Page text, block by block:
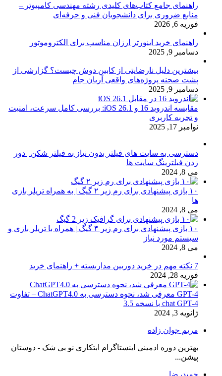
راهنمای جامع کتاب‌های کلیدی رشته مهندسی کامپیوتر –
منابع ضروری برای دانشجویان فنی و حرفه‌ای
فوریه 6, 2026
راهنمای خرید اینورتر ارزان مناسب برای الکتروموتور
دسامبر 9, 2025
بیشترین دلیل نارضایتی از کابین دوش چیست؟ گزارشی از
پشت صحنه پروژه‌های واقعی آریان جام
دسامبر 9, 2025
مقایسه اندروید 16 و iOS 26.1: بررسی کامل سرعت، امنیت
و تجربه کاربری
نوامبر 17, 2025
دسترسی به سایت های فیلتر بدون نیاز به فیلتر شکن | دور
زدن فیلترینگ سایت ها
می 8, 2024
۱۰ بازی پیشنهادی برای رم زیر ۲ گیگ | به همراه تریلر بازی
ها
می 8, 2024
۱۰ بازی پیشنهادی برای رم زیر ۴ گیگ | همراه با تریلر بازی و
سیستم مورد نیاز
می 8, 2024
7 نکته مهم در خرید دوربین مداربسته + راهنمای خرید
فوریه 28, 2024
GPT-4 معرفی شد، نحوه دسترسی به ChatGPT4.0 – تفاوت
chat GPT-4 با نسخه 3.5
ژانویه 3, 2024
مریم جوان زاده
بهترین دوره ادمینی اینستاگرام ابتکاری نو بی شک - دوستان
پیشن...
حمیدرضا